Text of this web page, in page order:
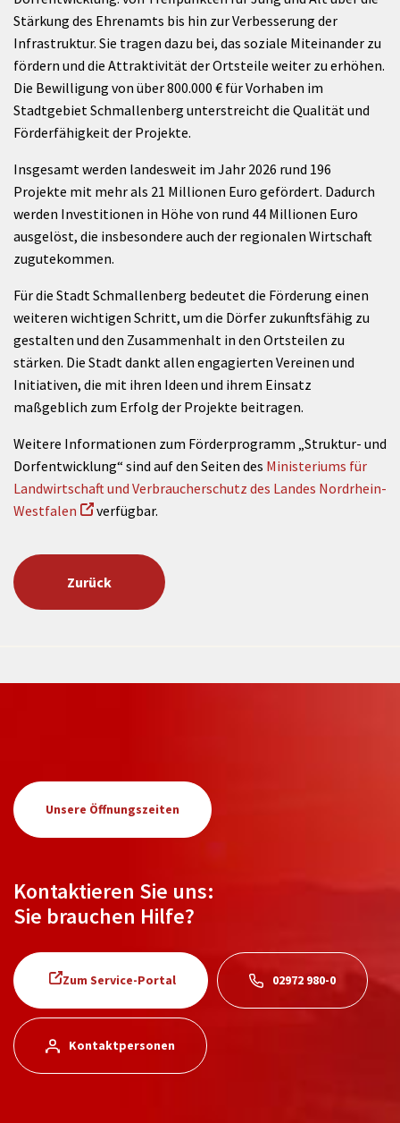
Stärkung des Ehrenamts bis hin zur Verbesserung der
Infrastruktur. Sie tragen dazu bei, das soziale Miteinander zu
fördern und die Attraktivität der Ortsteile weiter zu erhöhen.
Die Bewilligung von über 800.000 € für Vorhaben im
Stadtgebiet Schmallenberg unterstreicht die Qualität und
Förderfähigkeit der Projekte.
Insgesamt werden landesweit im Jahr 2026 rund 196
Projekte mit mehr als 21 Millionen Euro gefördert. Dadurch
werden Investitionen in Höhe von rund 44 Millionen Euro
ausgelöst, die insbesondere auch der regionalen Wirtschaft
zugutekommen.
Für die Stadt Schmallenberg bedeutet die Förderung einen
weiteren wichtigen Schritt, um die Dörfer zukunftsfähig zu
gestalten und den Zusammenhalt in den Ortsteilen zu
stärken. Die Stadt dankt allen engagierten Vereinen und
Initiativen, die mit ihren Ideen und ihrem Einsatz
maßgeblich zum Erfolg der Projekte beitragen.
Weitere Informationen zum Förderprogramm „Struktur- und
Dorfentwicklung“ sind auf den Seiten des Ministeriums für
Landwirtschaft und Verbraucherschutz des Landes Nordrhein-
Westfalen
verfügbar.
Zurück
Unsere Öffnungszeiten
Kontaktieren Sie uns:
Sie brauchen Hilfe?
Zum Service-Portal 02972 980-0
Kontaktpersonen